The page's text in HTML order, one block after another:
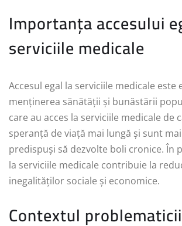
Importanța accesului
serviciile medicale
Accesul egal la serviciile medicale este
menținerea sănătății și bunăstării
care au acces la serviciile medicale de
speranță de viață mai lungă și sunt
predispuși să dezvolte boli cronice. În
la serviciile medicale contribuie la
inegalităților sociale și economice.
Contextul problematicii